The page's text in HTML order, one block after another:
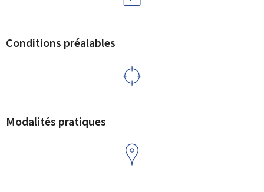
Conditions préalables
Modalités pratiques